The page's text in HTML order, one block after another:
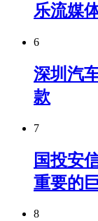
乐流媒
6
深圳汽
款
7
国投安
重要的
8